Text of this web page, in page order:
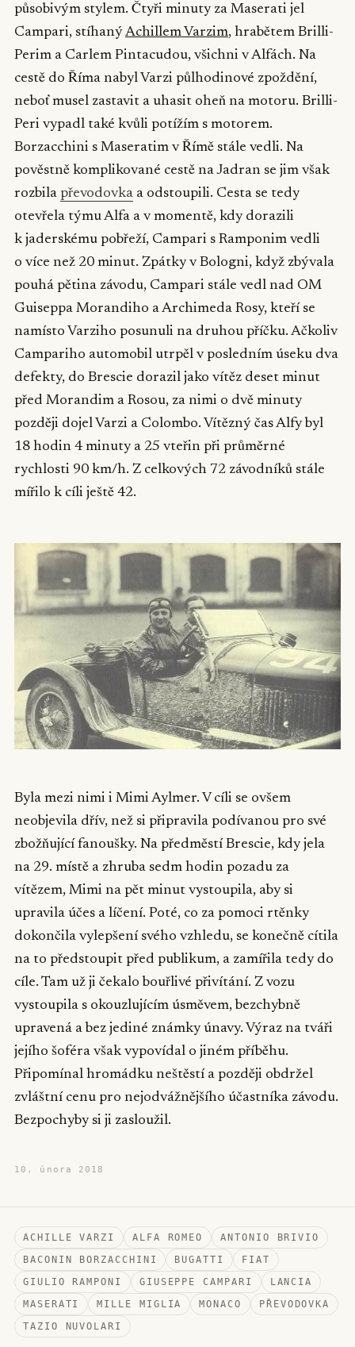
působivým stylem. Čtyři minuty za Maserati jel
Campari, stíhanýAchillem Varzim, hrabětem Brilli-
Perim a Carlem Pintacudou, všichni v Alfách. Na
cestě do Říma nabyl Varzi půlhodinové zpoždění,
neboť musel zastavit a uhasit oheň na motoru. Brilli-
Peri vypadl také kvůli potížím s motorem.
Borzacchini s Maseratim v Římě stále vedli. Na
pověstně komplikované cestě na Jadran se jim však
rozbila převodovka a odstoupili. Cesta se tedy
otevřela týmu Alfa a v momentě, kdy dorazili
k jaderskému pobřeží, Campari s Ramponim vedli
o více než 20 minut. Zpátky v Bologni, když zbývala
pouhá pětina závodu, Campari stále vedl nad OM
Guiseppa Morandiho a Archimeda Rosy, kteří se
namísto Varziho posunuli na druhou příčku. Ačkoliv
Campariho automobil utrpěl v posledním úseku dva
defekty, do Brescie dorazil jako vítěz deset minut
před Morandim a Rosou, za nimi o dvě minuty
později dojel Varzi a Colombo. Vítězný čas Alfy byl
18 hodin 4 minuty a 25 vteřin při průměrné
rychlosti 90 km/h. Z celkových 72 závodníků stále
mířilo k cíli ještě 42.
Byla mezi nimi i Mimi Aylmer. V cíli se ovšem
neobjevila dřív, než si připravila podívanou pro své
zbožňující fanoušky. Na předměstí Brescie, kdy jela
na 29. místě a zhruba sedm hodin pozadu za
vítězem, Mimi na pět minut vystoupila, aby si
upravila účes a líčení. Poté, co za pomoci rtěnky
dokončila vylepšení svého vzhledu, se konečně cítila
na to předstoupit před publikum, a zamířila tedy do
cíle. Tam už ji čekalo bouřlivé přivítání. Z vozu
vystoupila s okouzlujícím úsměvem, bezchybně
upravená a bez jediné známky únavy. Výraz na tváři
jejího šoféra však vypovídal o jiném příběhu.
Připomínal hromádku neštěstí a později obdržel
zvláštní cenu pro nejodvážnějšího účastníka závodu.
Bezpochyby si ji zasloužil.
10. února 2018
ACHILLE VARZI ALFA ROMEO
ANTONIO BRIVIO
BACONIN BORZACCHINI
BUGATTI
FIAT
GIULIO RAMPONI
GIUSEPPE CAMPARI
LANCIA
MASERATI
MILLE MIGLIA MONACO
PŘEVODOVKA
TAZIO NUVOLARI